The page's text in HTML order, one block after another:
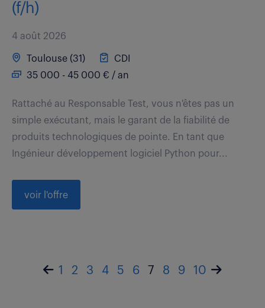
(f/h)
4 août 2026
Toulouse (31)
CDI
35 000 - 45 000 € / an
Rattaché au Responsable Test, vous n'êtes pas un
simple exécutant, mais le garant de la fiabilité de
produits technologiques de pointe. En tant que
Ingénieur développement logiciel Python pour...
voir l'offre
1 2 3 4 5 6 7 8 9 10